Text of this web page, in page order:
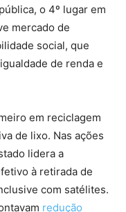
o 4º lugar em
mercado de
social, que
de renda e
em reciclagem
de lixo. Nas ações
lidera a
à retirada de
com satélites.
redução